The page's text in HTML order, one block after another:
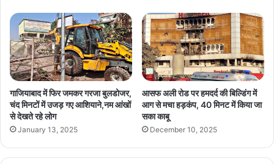
गाजियाबाद में फिर जमकर गरजा बुलडोजर,
चंद मिनटों में उजड़ गए आशियाने,नम आंखों
से देखते रहे लोग
January 13, 2025
आसफ अली रोड पर हमदर्द की बिल्डिंग में
आग से मचा हड़कंप, 40 मिनट में किया जा
सका काबू
December 10, 2025